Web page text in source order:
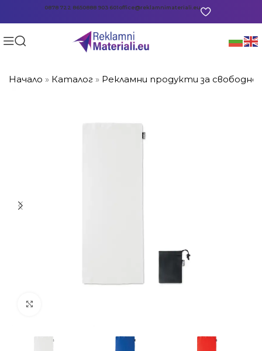
0878 722 8650888 903 601office@reklamnimateriali.eu
Начало » Каталог » Рекламни продукти за